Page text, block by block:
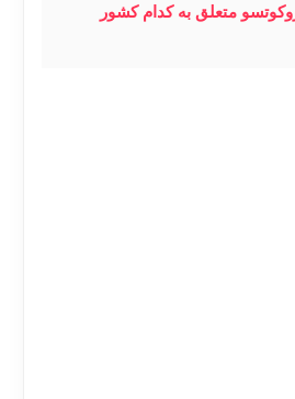
روکوتسو متعلق به کدام کشور